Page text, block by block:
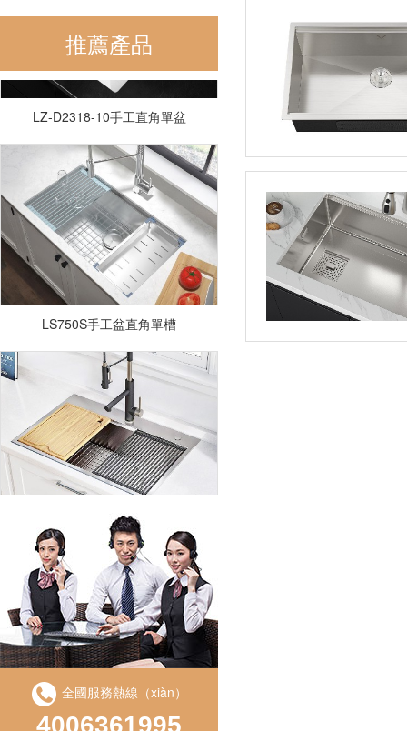
推薦產品
LZ-D2318-10手工直角單盆
LS750S手工盆直角單槽
LD750S手工（gōng）直角單盆
全國服務熱線（xiàn）
4006361995